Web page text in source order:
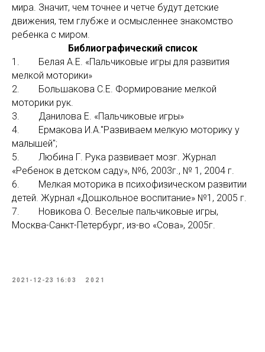
мира. Значит, чем точнее и четче будут детские
движения, тем глубже и осмысленнее знакомство
ребенка с миром.
Библиографический список
1. Белая А.Е. «Пальчиковые игры для развития
мелкой моторики»
2. Большакова С.Е. Формирование мелкой
моторики рук.
3. Данилова Е. «Пальчиковые игры»
4. Ермакова И.А."Развиваем мелкую моторику у
малышей";
5. Любина Г. Рука развивает мозг. Журнал
«Ребенок в детском саду», №6, 2003г., № 1, 2004 г.
6. Мелкая моторика в психофизическом развитии
детей. Журнал «Дошкольное воспитание» №1, 2005 г.
7. Новикова О. Веселые пальчиковые игры,
Москва-Санкт-Петербург, из-во «Сова», 2005г.
2021-12-23 16:03 2021